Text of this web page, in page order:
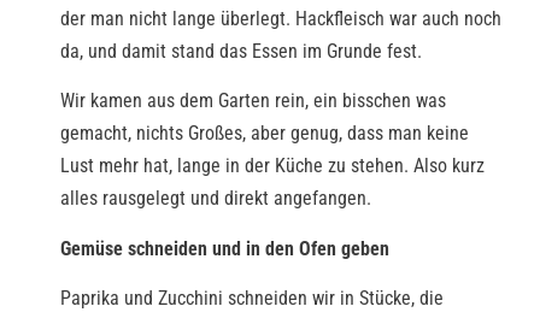
der man nicht lange überlegt. Hackfleisch war auch noch
da, und damit stand das Essen im Grunde fest.
Wir kamen aus dem Garten rein, ein bisschen was
gemacht, nichts Großes, aber genug, dass man keine
Lust mehr hat, lange in der Küche zu stehen. Also kurz
alles rausgelegt und direkt angefangen.
Gemüse schneiden und in den Ofen geben
Paprika und Zucchini schneiden wir in Stücke, die